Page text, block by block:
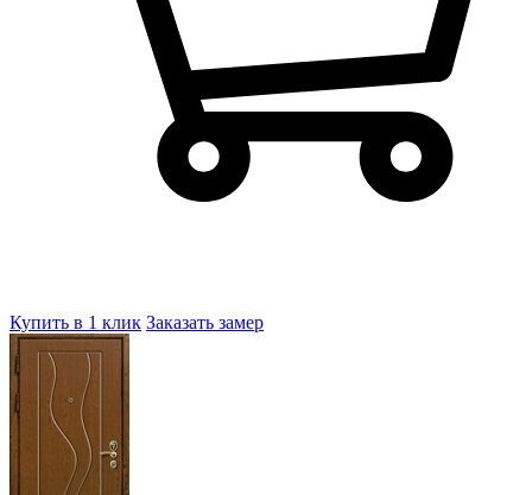
Купить в 1 клик Заказать замер